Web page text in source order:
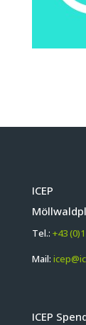
ICEP
Tel.: +43
Mail:
ICEP